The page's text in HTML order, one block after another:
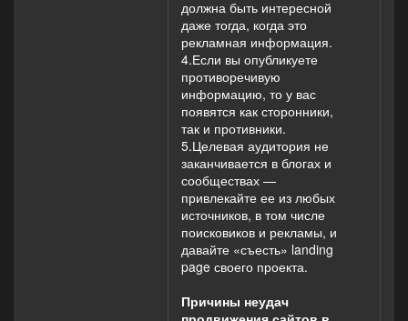
должна быть интересной
даже тогда, когда это
рекламная информация.
4.Если вы опубликуете
противоречивую
информацию, то у вас
появятся как сторонники,
так и противники.
5.Целевая аудитория не
заканчивается в блогах и
сообществах —
привлекайте ее из любых
источников, в том числе
поисковиков и рекламы, и
давайте «съесть» landing
page своего проекта.
Причины неудач